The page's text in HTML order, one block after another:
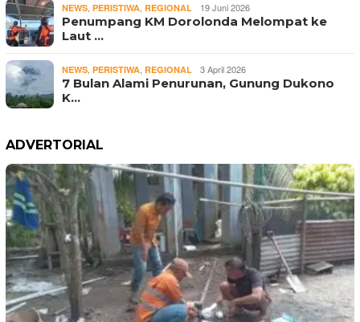
NEWS, PERISTIWA, REGIONAL 19 Juni 2026
Penumpang KM Dorolonda Melompat ke
Laut …
NEWS, PERISTIWA, REGIONAL 3 April 2026
7 Bulan Alami Penurunan, Gunung Dukono
K…
ADVERTORIAL